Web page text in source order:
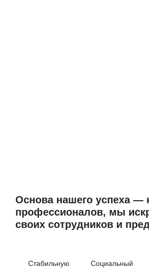
Основа нашего успеха —
профессионалов, мы
своих сотрудников и
Стабильную
Социальный